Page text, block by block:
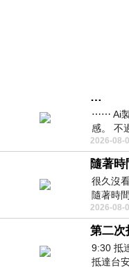
…
⋯⋯ Ai製
感。 不
昨中
2026-08-
隨著
很久沒
隨著時
接近的
2026-08-
第二次
9:30 抵
抵達台